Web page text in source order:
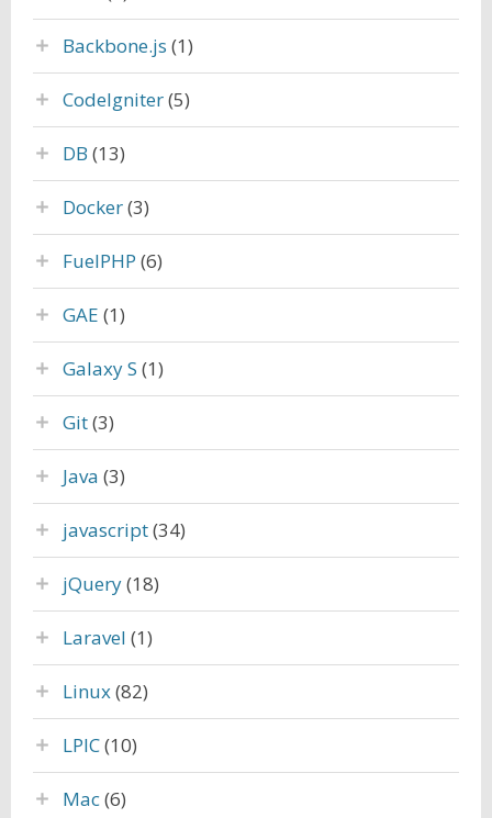
Backbone.js (1)
CodeIgniter(5)
DB (13)
Docker(3)
FuelPHP (6)
GAE (1)
Galaxy S (1)
Git(3)
Java (3)
javascript(34)
jQuery(18)
Laravel (1)
Linux(82)
LPIC(10)
Mac(6)